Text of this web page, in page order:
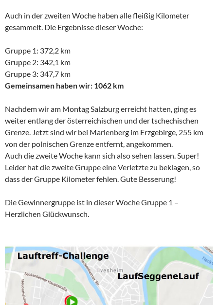
Auch in der zweiten Woche haben alle fleißig Kilometer
gesammelt. Die Ergebnisse dieser Woche:
Gruppe 1: 372,2 km
Gruppe 2: 342,1 km
Gruppe 3: 347,7 km
Gemeinsamen haben wir: 1062 km
Nachdem wir am Montag Salzburg erreicht hatten, ging es
weiter entlang der österreichischen und der tschechischen
Grenze. Jetzt sind wir bei Marienberg im Erzgebirge, 255 km
von der polnischen Grenze entfernt, angekommen.
Auch die zweite Woche kann sich also sehen lassen. Super!
Leider hat die zweite Gruppe eine Verletzte zu beklagen, so
dass der Gruppe Kilometer fehlen. Gute Besserung!
Die Gewinnergruppe ist in dieser Woche Gruppe 1 –
Herzlichen Glückwunsch.